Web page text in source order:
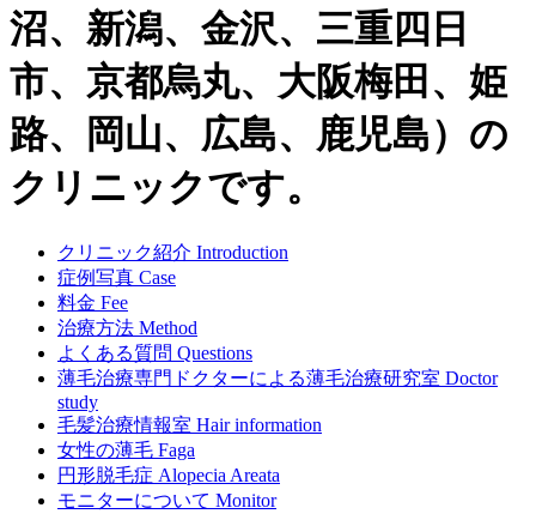
沼、新潟、金沢、三重四日
市、京都烏丸、大阪梅田、姫
路、岡山、広島、鹿児島）の
クリニックです。
クリニック紹介 Introduction
症例写真 Case
料金 Fee
治療方法 Method
よくある質問 Questions
薄毛治療専門ドクターによる薄毛治療研究室 Doctor
study
毛髪治療情報室 Hair information
女性の薄毛 Faga
円形脱毛症 Alopecia Areata
モニターについて Monitor